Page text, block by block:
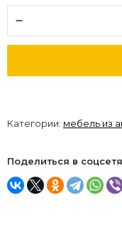
Категории: мебель из
Поделиться в